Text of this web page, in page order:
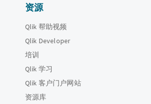
资源
Qlik 帮助视频
Qlik Developer
培训
Qlik 学习
Qlik 客户门户网站
资源库